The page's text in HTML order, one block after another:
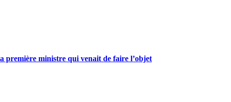
première ministre qui venait de faire l’objet